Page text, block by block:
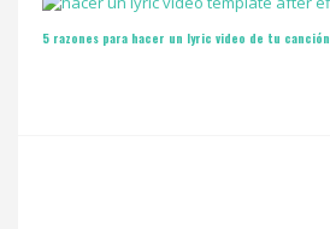
5 razones para hacer un lyric video de tu canción